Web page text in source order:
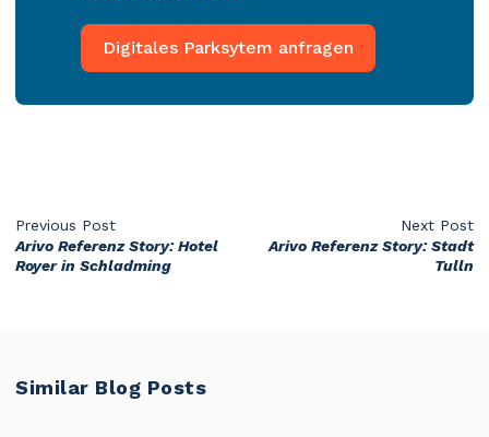
Digitales Parksytem anfragen
Previous Post
Arivo Referenz Story: Hotel
Royer in Schladming
Next Post
Arivo Referenz Story: Stadt
Tulln
Similar Blog Posts